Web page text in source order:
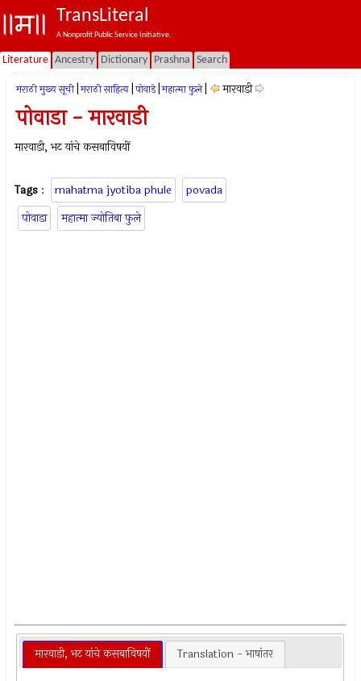
TransLiteral
A Nonprofit Public Service Initiative.
Literature Ancestry Dictionary Prashna Search
मराठी मुख्य सूची मराठी साहित्य पोवाडे महात्मा फुले मारवाडी
पोवाडा - मारवाडी
मारवाडी, भट यांचे कसबाविषयीं
Tags : mahatma jyotiba phule
povada
पोवाडा
महात्मा ज्योतिबा फुले
मारवाडी, भट यांचे कसबाविषयीं Translation - भाषांतर